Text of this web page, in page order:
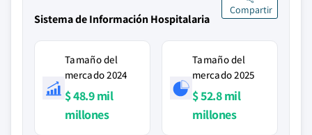
Sistema de Información Hospitalaria
Compartir
Tamaño del
mercado 2024
$ 48.9 mil
millones
Tamaño del
mercado 2025
$ 52.8 mil
millones